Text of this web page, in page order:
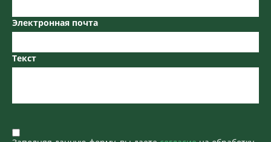
Электронная почта
Текст